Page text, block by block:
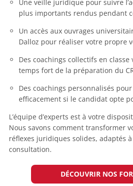
Une veille juridique pour suivre
plus importants rendus pendant
Un accès aux ouvrages
Dalloz pour réaliser votre propre
Des coachings collectifs en
temps fort de la préparation du
Des coachings personnalisés
efficacement si le candidat opte
L’équipe d’experts est à votre
Nous savons comment transformer
réflexes juridiques solides, adaptés à
consultation.
DÉCOUVRIR NOS